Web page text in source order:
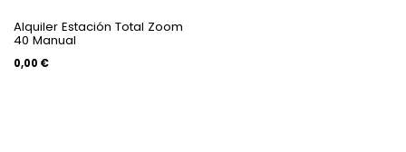
Alquiler Estación Total Zoom
40 Manual
0,00 €